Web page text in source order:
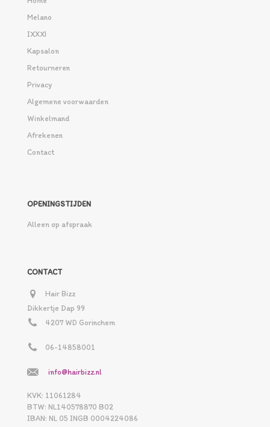
Melano
IXXXI
Kapsalon
Retourneren
Privacy
Algemene voorwaarden
Winkelmand
Afrekenen
Contact
OPENINGSTIJDEN
Alleen op afspraak
CONTACT
Hair Bizz
Dikkertje Dap 99
4207 WD Gorinchem
06-14858001
info@hairbizz.nl
KVK: 11061284
BTW: NL140578870 B02
IBAN: NL 05 INGB 0004224086